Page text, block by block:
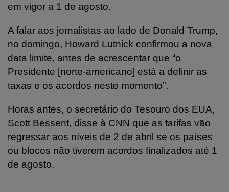
em vigor a 1 de agosto.
A falar aos jornalistas ao lado de Donald Trump,
no domingo, Howard Lutnick confirmou a nova
data limite, antes de acrescentar que “o
Presidente [norte-americano] está a definir as
taxas e os acordos neste momento”.
Horas antes, o secretário do Tesouro dos EUA,
Scott Bessent, disse à CNN que as tarifas vão
regressar aos níveis de 2 de abril se os países
ou blocos não tiverem acordos finalizados até 1
de agosto.